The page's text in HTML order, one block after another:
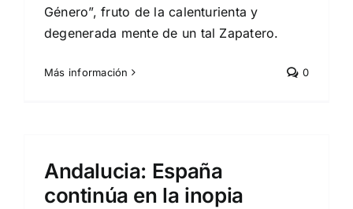
Género”, fruto de la calenturienta y
degenerada mente de un tal Zapatero.
Más información 0
Andalucia: España
continúa en la inopia